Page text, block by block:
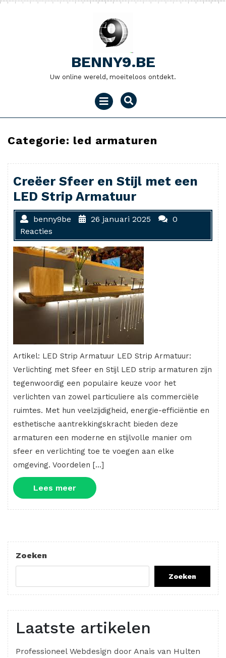
Naar
BENNY9.BE
Uw online wereld, moeiteloos ontdekt.
Menu
openen
Categorie: led armaturen
Creëer Sfeer en Stijl met een
LED Strip Armatuur
benny9be 26 januari 2025
0
Reacties
Artikel: LED Strip Armatuur LED Strip Armatuur:
Verlichting met Sfeer en Stijl LED strip armaturen zijn
tegenwoordig een populaire keuze voor het
verlichten van zowel particuliere als commerciële
ruimtes. Met hun veelzijdigheid, energie-efficiëntie en
esthetische aantrekkingskracht bieden deze
armaturen een moderne en stijlvolle manier om
sfeer en verlichting toe te voegen aan elke
omgeving. Voordelen […]
Lees meerLees
meer
Zoeken
Zoeken
Laatste artikelen
Professioneel Webdesign door Anais van Hulten